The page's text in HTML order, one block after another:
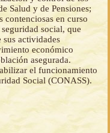
Salud y de Pensiones;
contenciosas en curso
social, que
actividades
económico
asegurada.
el funcionamiento
Social (CONASS).